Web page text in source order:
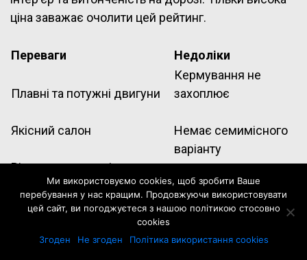
ціна заважає очолити цей рейтинг.
Переваги Недоліки
Плавні та потужні двигуни
Якісний салон
Відносно скромні
експлуатаційні витрати
Кермування не
захоплює
Немає семимісного
варіанту
Пневматична
підвіска в опціях
Ми використовуємо cookies, щоб зробити Ваше
перебування у нас кращим. Продовжуючи використовувати
цей сайт, ви погоджуєтеся з нашою політикою стосовно
cookies
Згоден
Не згоден Політика використання cookies